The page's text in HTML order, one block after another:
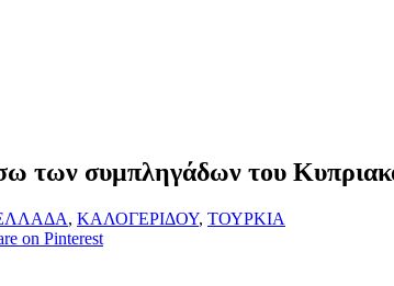
των συμπληγάδων του
, ΚΑΛΟΓΕΡΙΔΟΥ, ΤΟΥΡΚΙΑ
on Pinterest